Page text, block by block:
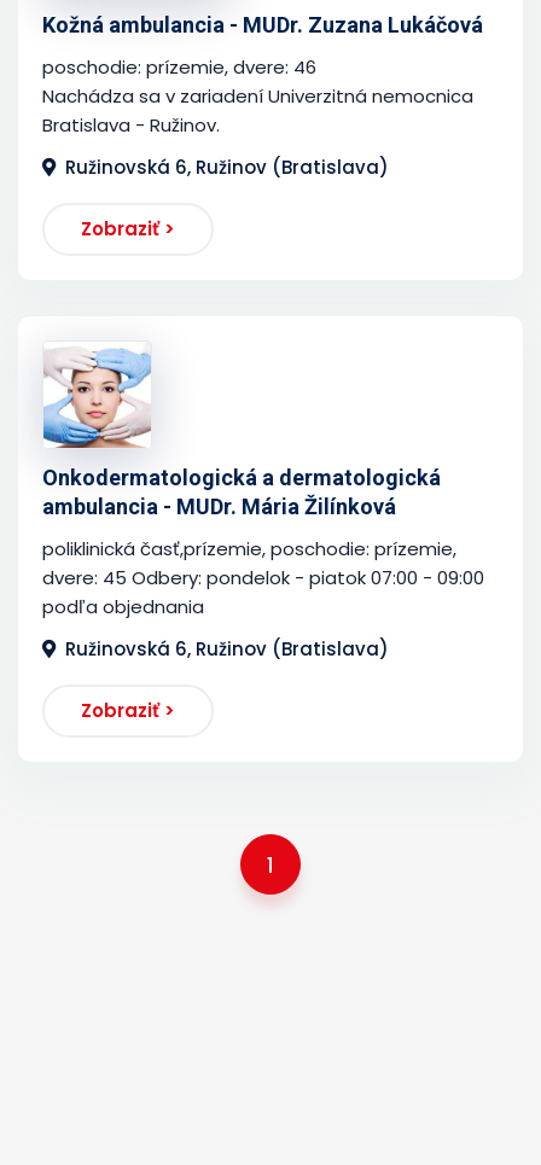
Kožná ambulancia - MUDr. Zuzana Lukáčová
poschodie: prízemie, dvere: 46
Nachádza sa v zariadení Univerzitná nemocnica
Bratislava - Ružinov.
Ružinovská 6, Ružinov (Bratislava)
Zobraziť >
Onkodermatologická a dermatologická
ambulancia - MUDr. Mária Žilínková
poliklinická časť,prízemie, poschodie: prízemie,
dvere: 45 Odbery: pondelok - piatok 07:00 - 09:00
podľa objednania
Ružinovská 6, Ružinov (Bratislava)
Zobraziť >
1